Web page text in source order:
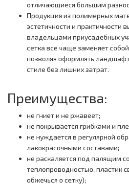
отличающиеся большим
Продукция из полимерных
эстетичности и практичности
владельцами приусадебных
сетка все чаще заменяет
позволяя оформлять
стиле без лишних затрат.
Преимущества:
не гниет и не ржавеет;
не покрывается грибками и
не нуждается в регулярной
лакокрасочными составами;
не раскаляется под палящим
теплопроводностью, пластик
обжечься о сетку);